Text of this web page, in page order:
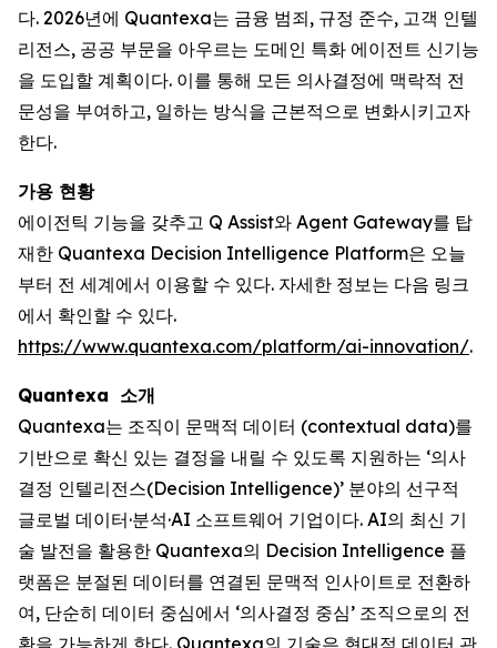
다. 2026년에 Quantexa는 금융 범죄, 규정 준수, 고객 인텔
리전스, 공공 부문을 아우르는 도메인 특화 에이전트 신기능
을 도입할 계획이다. 이를 통해 모든 의사결정에 맥락적 전
문성을 부여하고, 일하는 방식을 근본적으로 변화시키고자
한다.
가용 현황
에이전틱 기능을 갖추고 Q Assist와 Agent Gateway를 탑
재한 Quantexa Decision Intelligence Platform은 오늘
부터 전 세계에서 이용할 수 있다. 자세한 정보는 다음 링크
에서 확인할 수 있다.
https://www.quantexa.com/platform/ai-innovation/.
Quantexa 소개
Quantexa는 조직이 문맥적 데이터 (contextual data)를
기반으로 확신 있는 결정을 내릴 수 있도록 지원하는 ‘의사
결정 인텔리전스(Decision Intelligence)’ 분야의 선구적
글로벌 데이터·분석·AI 소프트웨어 기업이다. AI의 최신 기
술 발전을 활용한 Quantexa의 Decision Intelligence 플
랫폼은 분절된 데이터를 연결된 문맥적 인사이트로 전환하
여, 단순히 데이터 중심에서 ‘의사결정 중심’ 조직으로의 전